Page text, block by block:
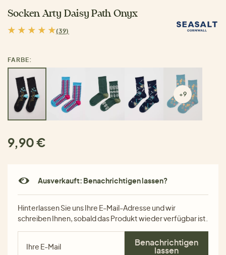
Socken Arty Daisy Path Onyx
(39)
FARBE:
+9
9,90 €
Ausverkauft: Benachrichtigen lassen?
Hinterlassen Sie uns Ihre E-Mail-Adresse und wir
schreiben Ihnen, sobald das Produkt wieder verfügbar ist.
Benachrichtigen
lassen